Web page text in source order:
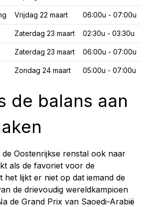
Vrijdag 22 maart 06:00u - 07:00u
Zaterdag 23 maart 02:30u - 03:30u
Zaterdag 23 maart 06:00u - 07:00u
Zondag 24 maart 05:00u - 07:00u
de balans aan
de Oostenrijkse renstal ook naar
als de favoriet voor de
het lijkt er niet op dat iemand de
de drievoudig wereldkampioen
de Grand Prix van Saoedi-Arabië